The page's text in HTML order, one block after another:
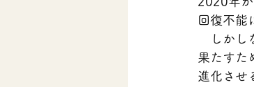
回復不能
しかし
果たすた
進化させ